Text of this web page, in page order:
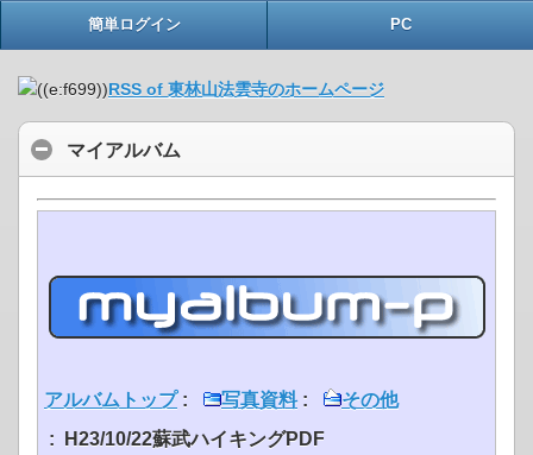
簡単ログイン PC
RSS of 東林山法雲寺のホームページ
マイアルバム
アルバムトップ: 写真資料:
その他
: H23/10/22蘇武ハイキングPDF